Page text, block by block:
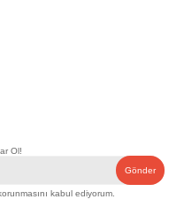
Ol!
Gönder
kabul ediyorum.